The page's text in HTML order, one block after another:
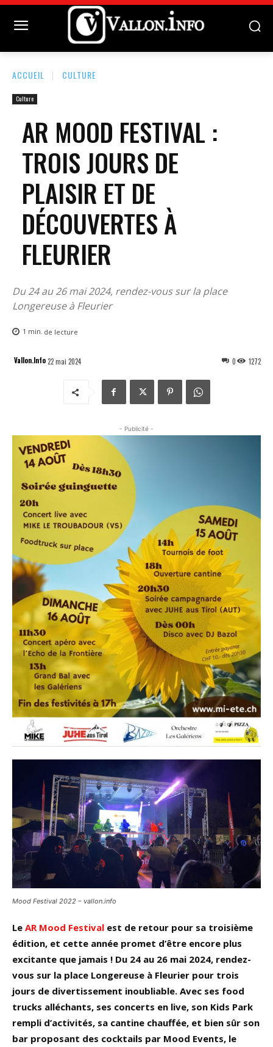
ACCUEIL CULTURE
Culture
AR MOOD FESTIVAL :
TROIS JOURS DE
PLAISIR ET DE
DÉCOUVERTES À
FLEURIER
Du 24 au 26 mai 2024, rendez-vous sur la place
Longereuse à Fleurier
1 min. de lecture
Vallon.Info22 mai 2024 1272
0
- Publicité -
Mood Festival 2022 – vallon.info
Le AR Mood Festival est de retour pour sa troisième
édition, et cette année promet d’être encore plus
excitante que jamais ! Du 24 au 26 mai 2024, rendez-
vous sur la place Longereuse à Fleurier pour trois
jours de divertissement inoubliable. Avec ses food
trucks alléchants, ses concerts en live, son Kids Park
rempli d’activités, sa cantine chauffée, et bien sûr son
bar proposant des cocktails par Mood Events, le